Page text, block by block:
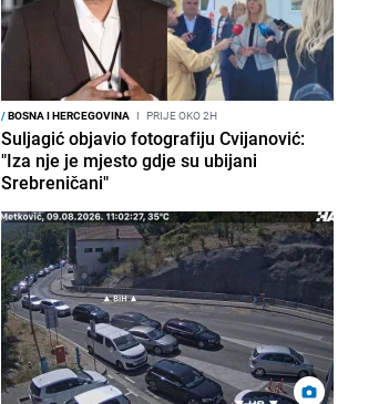
/BOSNA I HERCEGOVINA I PRIJE OKO 2H
Suljagić objavio fotografiju Cvijanović:
"Iza nje je mjesto gdje su ubijani
Srebreničani"